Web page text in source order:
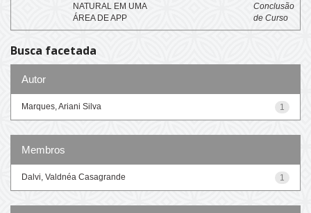
NATURAL EM UMA
ÁREA DE APP
Conclusão
de Curso
Busca facetada
Autor
1
Marques, Ariani Silva
Membros
1
Dalvi, Valdnéa Casagrande